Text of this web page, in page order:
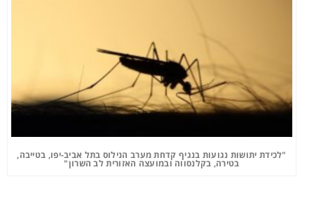
"לכידת יתושות נגועות בנגיף קדחת מערב הנילוס בתל אביב-יפו, בטייבה,
בטירה, בקלנסווה ובמועצה האזורית לב השרון"